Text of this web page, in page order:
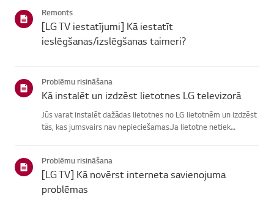
Remonts
[LG TV iestatījumi] Kā iestatīt
ieslēgšanas/izslēgšanas taimeri?
Problēmu risināšana
Kā instalēt un izdzēst lietotnes LG televizorā
Jūs varat instalēt dažādas lietotnes no LG lietotnēm un izdzēst
tās, kas jumsvairs nav nepieciešamas.Ja lietotne netiek
Problēmu risināšana
[LG TV] Kā novērst interneta savienojuma
problēmas